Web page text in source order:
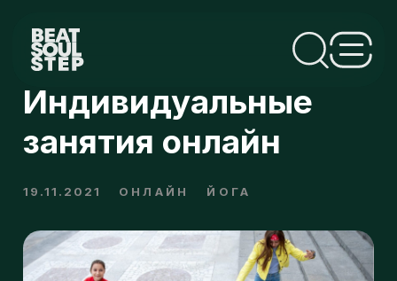
Индивидуальные
занятия онлайн
19.11.2021 ОНЛАЙН ЙОГА